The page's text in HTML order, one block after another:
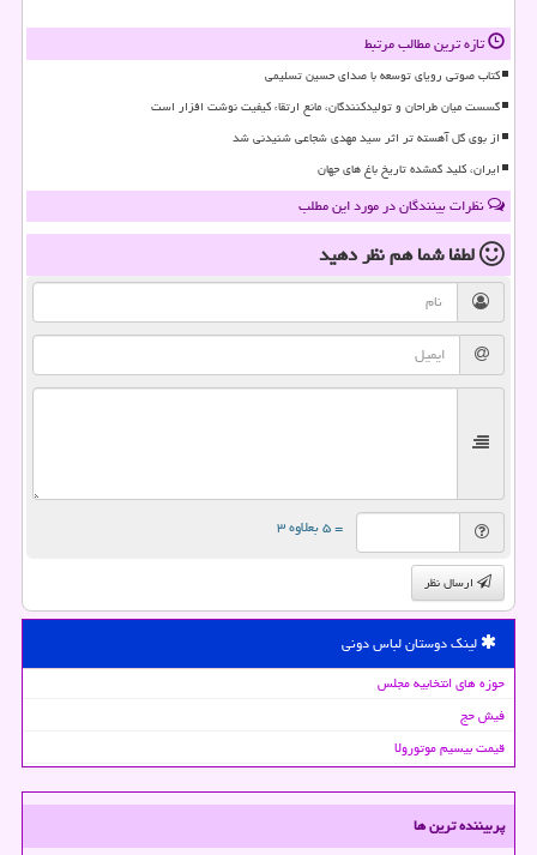
تازه ترین مطالب مرتبط
کتاب صوتی رویای توسعه با صدای حسین تسلیمی
گسست میان طراحان و تولیدکنندگان، مانع ارتقاء کیفیت نوشت افزار است
از بوی گل آهسته تر اثر سید مهدی شجاعی شنیدنی شد
ایران، کلید گمشده تاریخ باغ های جهان
نظرات بینندگان در مورد این مطلب
لطفا شما همنظر دهید
= ۵ بعلاوه ۳
ارسال نظر
لینک دوستان لباس دونی
حوزه های انتخابیه مجلس
فیش حج
قیمت بیسیم موتورولا
پربیننده ترین ها